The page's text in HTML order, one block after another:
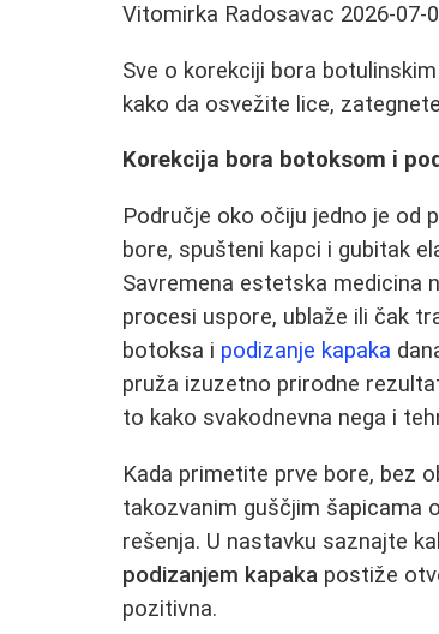
Vitomirka Radosavac 2026-07-
Sve o korekciji bora
kako da osvežite lice,
Korekcija bora botoksom i
Područje oko očiju jedno je od
bore, spušteni kapci i gubitak
Savremena estetska medicina
procesi uspore, ublaže ili čak
botoksa i podizanje kapaka
pruža izuzetno prirodne
to kako svakodnevna nega i
Kada primetite prve bore, bez
takozvanim guščjim šapicama
rešenja. U nastavku saznajte
podizanjem kapaka postiže
pozitivna.